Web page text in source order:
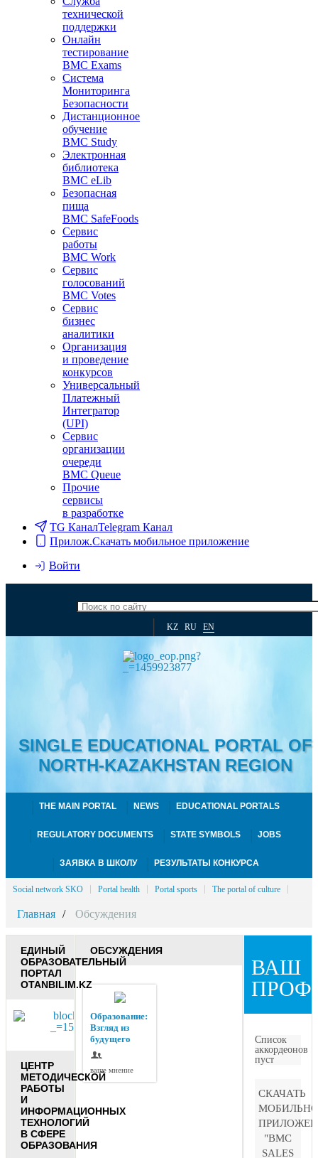
технической
поддержки
Онлайн
тестирование
BMC Exams
Система
Мониторинга
Безопасности
Дистанционное
обучение
BMC Study
Электронная
библиотека
BMC eLib
Безопасная
пища
BMC SafeFoods
Сервис
работы
BMC Work
Сервис
голосований
BMC Votes
Сервис
бизнес
аналитики
Организация
и проведение
конкурсов
Универсальный
Платежный
Интегратор
(UPI)
Сервис
организации
очереди
BMC Queue
Прочие
сервисы
в разработке
TG КаналTelegram Канал
Прилож.Скачать мобильное приложение
Войти
KZ RU EN
SINGLE EDUCATIONAL PORTAL OF
NORTH-KAZAKHSTAN REGION
THE MAIN PORTAL NEWS EDUCATIONAL PORTALS
REGULATORY DOCUMENTS STATE SYMBOLS JOBS
ЗАЯВКА В ШКОЛУ РЕЗУЛЬТАТЫ КОНКУРСА
Social network SKO Portal health Portal sports The portal of culture
Главная Обсуждения
ЕДИНЫЙ
ОБРАЗОВАТЕЛЬНЫЙ
ПОРТАЛ
OTANBILIM.KZ
ЦЕНТР
МЕТОДИЧЕСКОЙ
РАБОТЫ
И
ИНФОРМАЦИОННЫХ
ТЕХНОЛОГИЙ
В СФЕРЕ
ОБРАЗОВАНИЯ
ВАШ
Список
аккордеонов
пуст
СКАЧАТЬ
"BMC
SALES
ОБСУЖДЕНИЯ
Образование:
Взгляд из
будущего
ваше мнение